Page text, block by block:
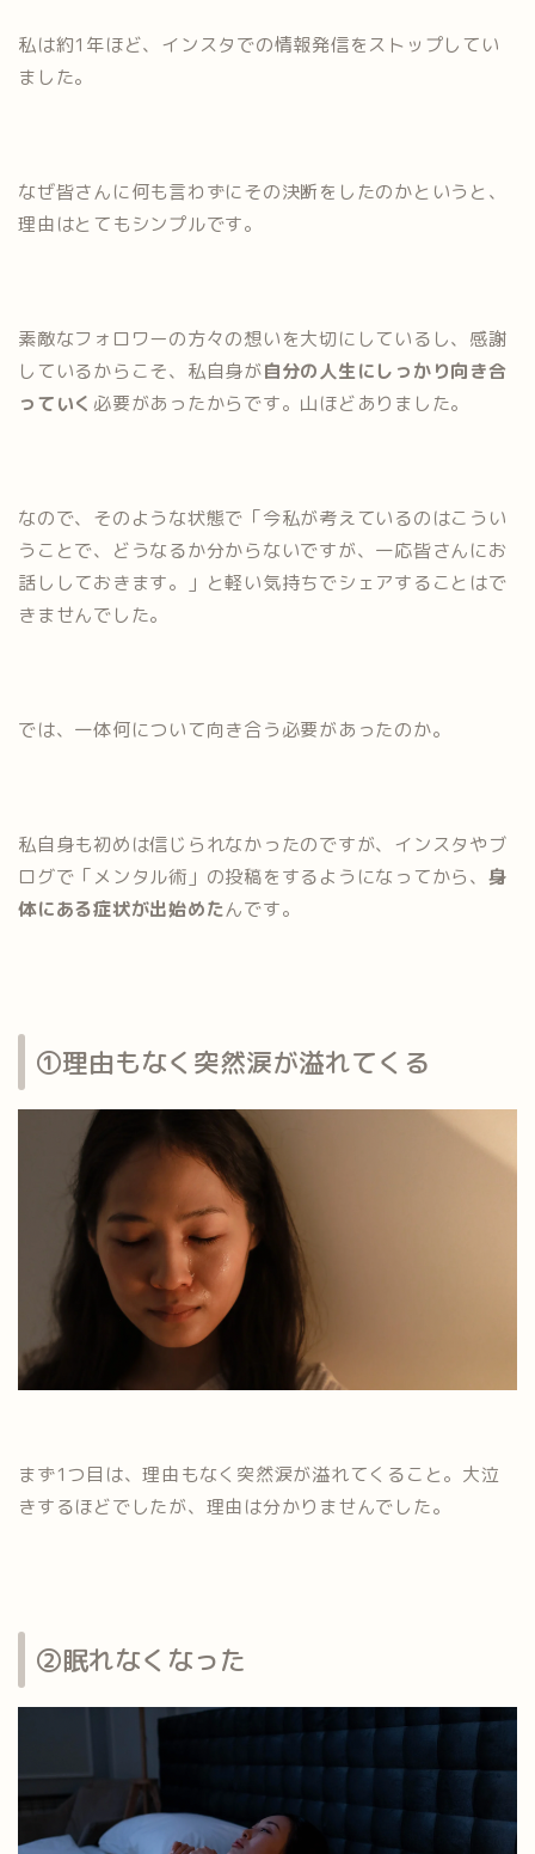
私は約1年ほど、インスタでの情報発信をストップしてい
ました。
なぜ皆さんに何も言わずにその決断をしたのかというと、
理由はとてもシンプルです。
素敵なフォロワーの方々の想いを大切にしているし、感謝
しているからこそ、私自身が自分の人生にしっかり向き合
っていく 必要があったからです。山ほどありました。
なので、そのような状態で「今私が考えているのはこうい
うことで、どうなるか分からないですが、一応皆さんにお
話ししておきます。」と軽い気持ちでシェアすることはで
きませんでした。
では、一体何について向き合う必要があったのか。
私自身も初めは信じられなかったのですが、インスタやブ
ログで「メンタル術」の投稿をするようになってから、 身
体にある症状が出始めたんです。
①理由もなく突然涙が溢れてくる
まず1つ目は、理由もなく突然涙が溢れてくること。大泣
きするほどでしたが、理由は分かりませんでした。
②眠れなくなった